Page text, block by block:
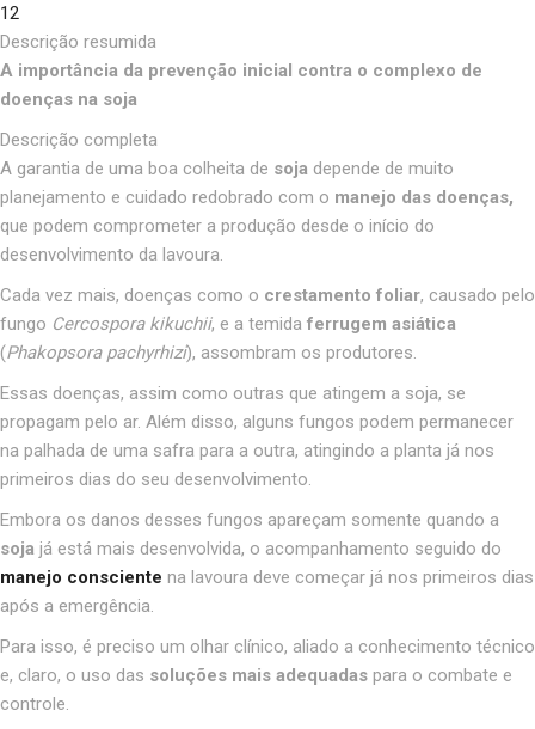
12
Descrição resumida
A importância da prevenção inicial contra o complexo de
doenças na soja
Descrição completa
A garantia de uma boa colheita de soja depende de muito
planejamento e cuidado redobrado com o manejo das doenças,
que podem comprometer a produção desde o início do
desenvolvimento da lavoura.
Cada vez mais, doenças como o crestamento foliar, causado pelo
fungo Cercospora kikuchii, e a temida ferrugem asiática
(Phakopsora pachyrhizi), assombram os produtores.
Essas doenças, assim como outras que atingem a soja, se
propagam pelo ar. Além disso, alguns fungos podem permanecer
na palhada de uma safra para a outra, atingindo a planta já nos
primeiros dias do seu desenvolvimento.
Embora os danos desses fungos apareçam somente quando a
soja já está mais desenvolvida, o acompanhamento seguido do
manejo consciente na lavoura deve começar já nos primeiros dias
após a emergência.
Para isso, é preciso um olhar clínico, aliado a conhecimento técnico
e, claro, o uso das soluções mais adequadas para o combate e
controle.